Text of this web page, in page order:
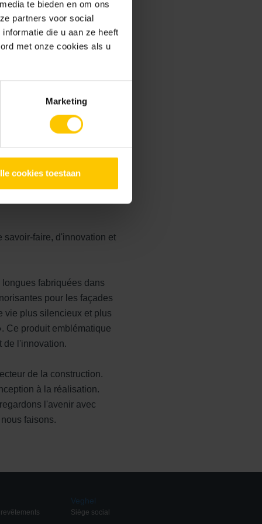
te bieden en om ons
partners voor social
die u aan ze heeft
met onze cookies als u
Marketing
cookies toestaan
savoir-
savoir-faire, d'innovation et
fabriquées dans
pour les façades
vie plus silencieux et plus
Ce produit emblématique
de l'innovation.
de la construction.
à la réalisation.
l'avenir avec
faisons.
Veghel
Siège social